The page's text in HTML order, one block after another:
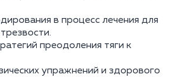
в процесс лечения для
преодоления тяги к
упражнений и здорового